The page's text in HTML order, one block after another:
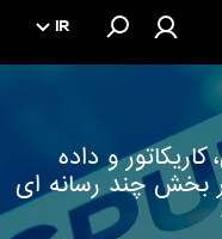
IR
و داده
بخش چند رسانه ای